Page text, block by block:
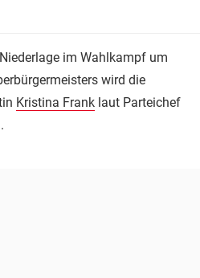
im Wahlkampf um
wird die
Kristina Frank laut Parteichef